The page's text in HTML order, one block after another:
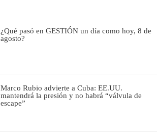
¿Qué pasó en GESTIÓN un día como hoy, 8 de
agosto?
Marco Rubio advierte a Cuba: EE.UU.
mantendrá la presión y no habrá “válvula de
escape”